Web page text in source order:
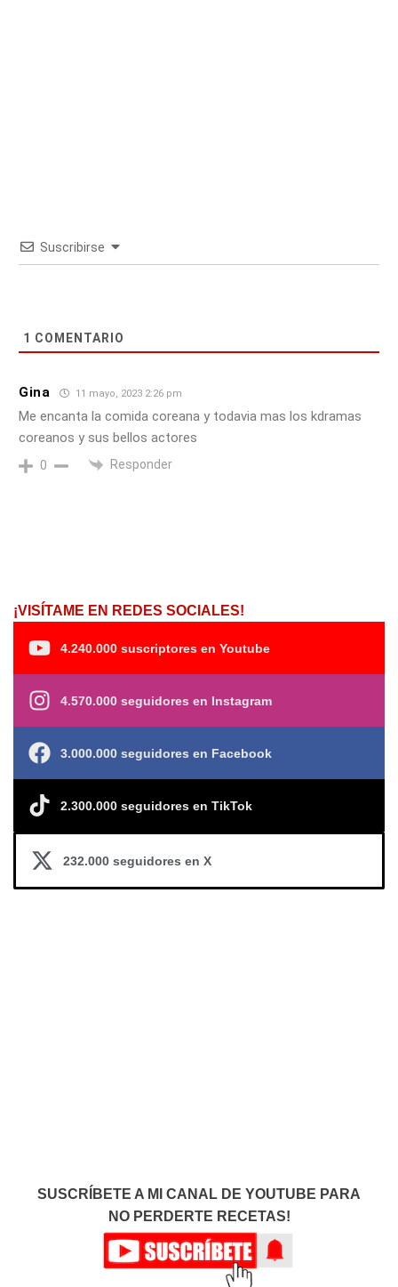
Suscribirse
1 COMENTARIO
Gina 11 mayo, 2023 2:26 pm
Me encanta la comida coreana y todavia mas los kdramas
coreanos y sus bellos actores
0 Responder
¡VISÍTAME EN REDES SOCIALES!
4.240.000 suscriptores en Youtube
4.570.000 seguidores en Instagram
3.000.000 seguidores en Facebook
2.300.000 seguidores en TikTok
232.000 seguidores en X
SUSCRÍBETE A MI CANAL DE YOUTUBE PARA
NO PERDERTE RECETAS!